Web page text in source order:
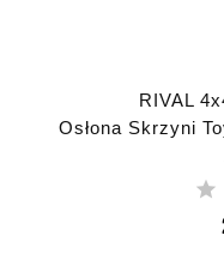
RIVAL
Osłona Skrzyni